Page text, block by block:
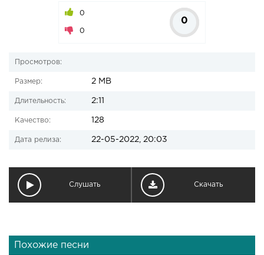
0
0
0
Просмотров:
Размер: 2 MB
Длительность: 2:11
Качество: 128
Дата релиза: 22-05-2022, 20:03
Слушать Скачать
Похожие песни